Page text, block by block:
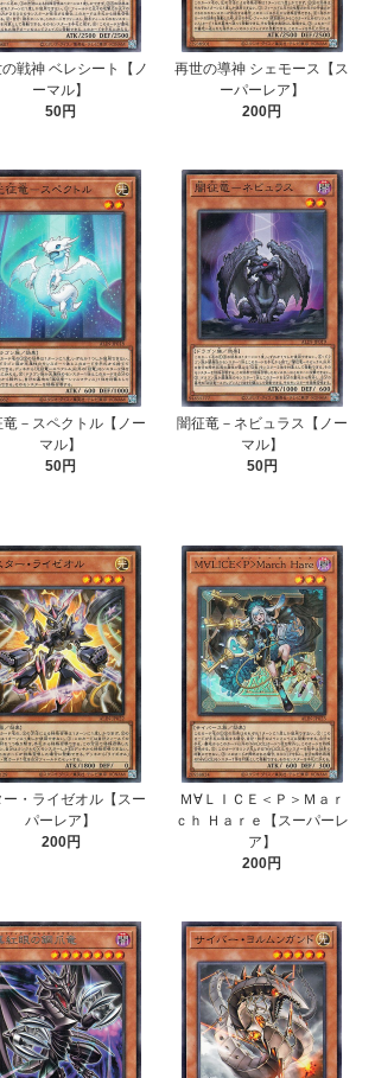
戦神 ベレシート【ノ
ーマル】
50円
再世の導神 シェモース【ス
ーパーレア】
200円
竜－スペクトル【ノー
マル】
50円
闇征竜－ネビュラス【ノー
マル】
50円
ー・ライゼオル【スー
パーレア】
200円
Ｍ∀ＬＩＣＥ＜Ｐ＞Ｍａｒ
ｃｈ Ｈａｒｅ【スーパーレ
ア】
200円